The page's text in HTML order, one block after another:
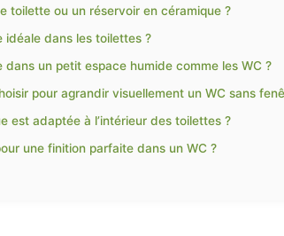
toilette ou un réservoir en céramique ?
idéale dans les toilettes ?
un petit espace humide comme les WC ?
pour agrandir visuellement un WC sans
est adaptée à l’intérieur des toilettes ?
une finition parfaite dans un WC ?